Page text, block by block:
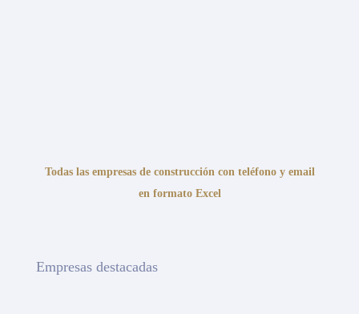
Todas las empresas de construcción con teléfono y email
en formato Excel
Empresas destacadas